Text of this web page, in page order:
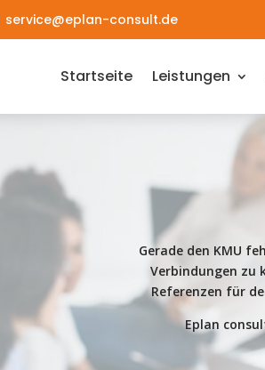
service@eplan-consult.de
Startseite Leistungen
Gerade den KMU
Verbindungen zu
Referenzen für
Eplan